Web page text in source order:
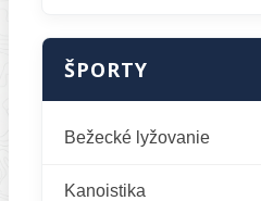
ŠPORTY
Bežecké lyžovanie
Kanoistika